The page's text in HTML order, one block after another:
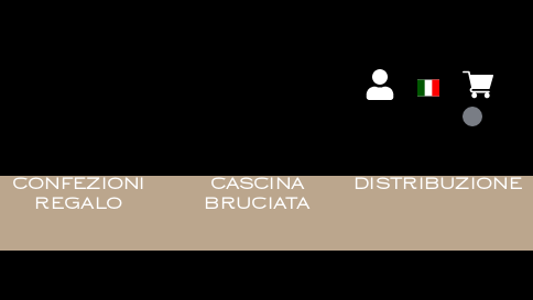
CONFEZIONI
REGALO
CASCINA
BRUCIATA
DISTRIBUZIONE